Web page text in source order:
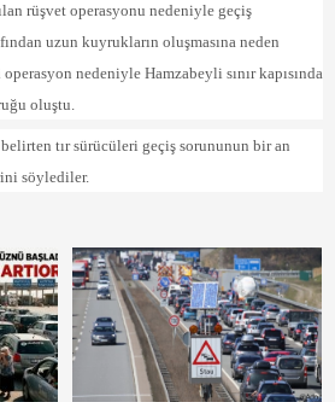
rüşvet operasyonu nedeniyle geçiş
uzun kuyrukların oluşmasına neden
nedeniyle Hamzabeyli sınır kapısında
oluştu.
tır sürücüleri geçiş sorununun bir an
söylediler.